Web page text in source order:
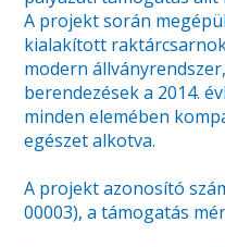
A projekt során
kialakított
modern
berendezések a 2014.
minden elemében
egészet alkotva.
A projekt azonosító
00003), a támogatás